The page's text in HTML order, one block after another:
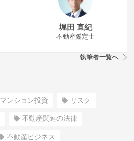
堀田 直紀
不動産鑑定士
執筆者一覧へ
マンション投資 リスク
不動産関連の法律
不動産ビジネス